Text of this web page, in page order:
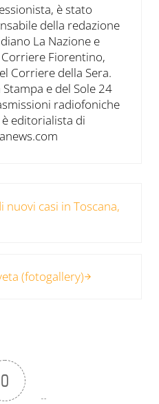
è stato
della redazione
La Nazione e
Fiorentino,
Corriere della Sera.
e del Sole 24
radiofoniche
editorialista di
casi in Toscana,
(fotogallery)
0